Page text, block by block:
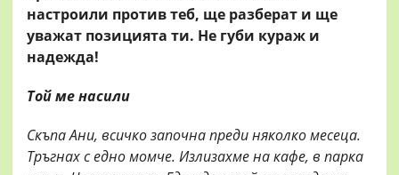
настроили против теб, ще разберат и ще
уважат позицията ти. Не губи кураж и
надежда!
Той ме насили
Скъпа Ани, всичко започна преди няколко месеца.
Тръгнах с едно момче. Излизахме на кафе, в парка